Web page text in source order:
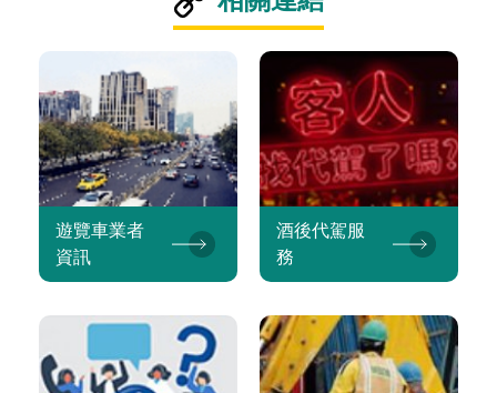
遊覽車業者
資訊
酒後代駕服
務